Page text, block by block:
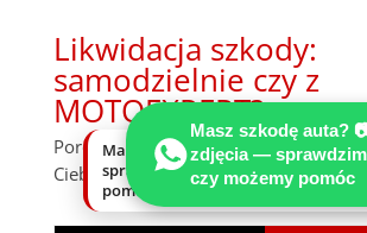
Likwidacja szkody:
samodzielnie czy z
MOTOEXPERT?
Porównaj, zanim ubezpieczyciel
Ciebie.
Masz szkodę auta?
zdjęcia —
czy możemy pomóc
Masz szkodę auta? Wyślij zdjęcia —
sprawdzimy natychmiast, czy
pomóc.